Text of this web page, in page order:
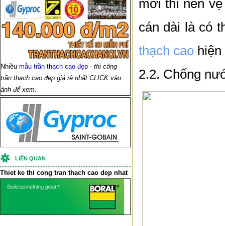
Nhiều mẫu trần thạch cao đẹp - thi công
trần thạch cao đẹp giá rẻ nhất CLICK vào
ảnh để xem.
LIÊN QUAN
Thiet ke thi cong tran thach cao dep nhat
mới thì nên
cán dài là có
thạch caohiện
2.2. Chống